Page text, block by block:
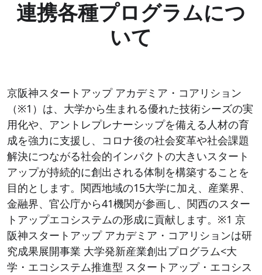
連携各種プログラムにつ
いて
京阪神スタートアップ アカデミア・コアリション
（※1）は、大学から生まれる優れた技術シーズの実
用化や、アントレプレナーシップを備える人材の育
成を強力に支援し、コロナ後の社会変革や社会課題
解決につながる社会的インパクトの大きいスタート
アップが持続的に創出される体制を構築することを
目的とします。関西地域の15大学に加え、産業界、
金融界、官公庁から41機関が参画し、関西のスター
トアップエコシステムの形成に貢献します。※1 京
阪神スタートアップ アカデミア・コアリションは研
究成果展開事業 大学発新産業創出プログラム<大
学・エコシステム推進型 スタートアップ・エコシス